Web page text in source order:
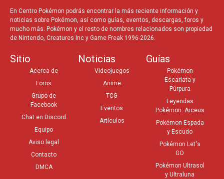
En Centro Pokémon podrás encontrar la más reciente información y
noticias sobre Pokémon, así como guías, eventos, descargas, foros y
mucho más. Pokémon y el resto de nombres relacionados son propiedad
de Nintendo, Creatures Inc y Game Freak 1996-2026.
Sitio
Acerca de
Foros
Grupo de
Facebook
Chat en Discord
Equipo
Aviso legal
Contacto
DMCA
Noticias
Videojuegos
Anime
TCG
Eventos
Artículos
Guías
Pokémon
Escarlata y
Púrpura
Leyendas
Pokémon: Arceus
Pokémon Espada
y Escudo
Pokémon Let's
GO
Pokémon Ultrasol
y Ultraluna